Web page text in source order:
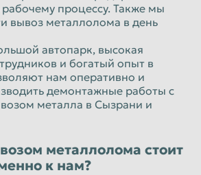
процессу. Также мы
вывоз металлолома в день
автопарк, высокая
и богатый опыт в
нам оперативно и
демонтажные работы с
металла в Сызрани и
металлолома стоит
к нам?